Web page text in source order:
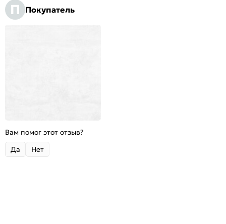
П Покупатель
Вам помог этот отзыв?
Да
Нет